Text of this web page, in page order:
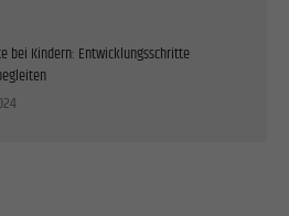
bei Kindern: Entwicklungsschritte